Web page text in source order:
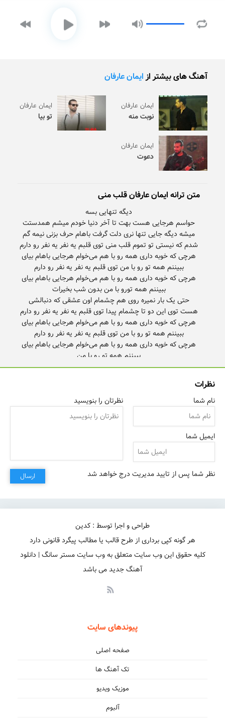
آهنگ های بیشتر ازایمان عارفان
ایمان عارفان
نوبت منه
ایمان عارفان
تو بیا
ایمان عارفان
دعوت
متن ترانه ایمان عارفان قلب منی
حواسم هرجایی هست بهت تا آخر دنیا خودم میشم همدستت
میشه دیگه جایی تنها نری دلت گرفت باهام حرف بزنی نیمه گم
ببیننم همه تو رو با من
نظرات
نام شما
ایمیل شما
نظرتان را بنویسید
نظر شما پس از تایید مدیریت درج خواهد شد ارسال
طراحی و اجرا توسط : کدین
هر گونه کپی برداری از طرح قالب یا مطالب پیگرد قانونی دارد
کلیه حقوق این وب سایت متعلق به وب سایت مستر سانگ | دانلود
آهنگ جدید می باشد
پیوندهای سایت
صفحه اصلی
تک آهنگ ها
موزیک ویدیو
آلبوم